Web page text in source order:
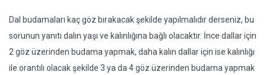
Dal budamaları kaç göz bırakacak şekilde yapılmalıdır derseniz, bu
sorunun yanıtı dalın yaşı ve kalınlığına bağlı olacaktır. İnce dallar için
2 göz üzerinden budama yapmak, daha kalın dallar için ise kalınlığı
ile orantılı olacak şekilde 3 ya da 4 göz üzerinden budama yapmak